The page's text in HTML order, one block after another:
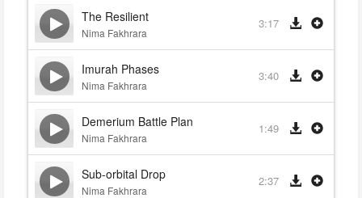
The Resilient
Nima Fakhrara
3:17
Imurah Phases
Nima Fakhrara
3:40
Demerium Battle Plan
Nima Fakhrara
1:49
Sub-orbital Drop
Nima Fakhrara
2:37